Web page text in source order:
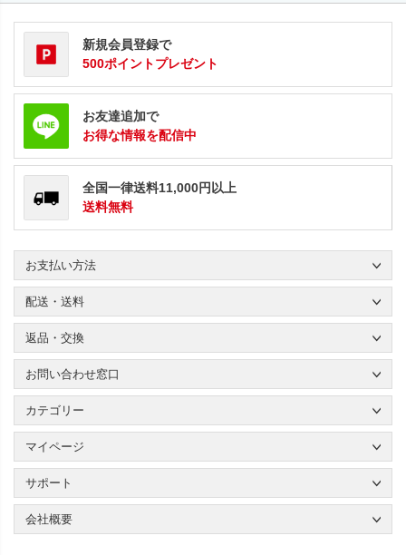
新規会員登録で
500ポイントプレゼント
お友達追加で
お得な情報を配信中
全国一律送料11,000円以上
送料無料
お支払い方法
配送・送料
返品・交換
お問い合わせ窓口
カテゴリー
マイページ
サポート
会社概要